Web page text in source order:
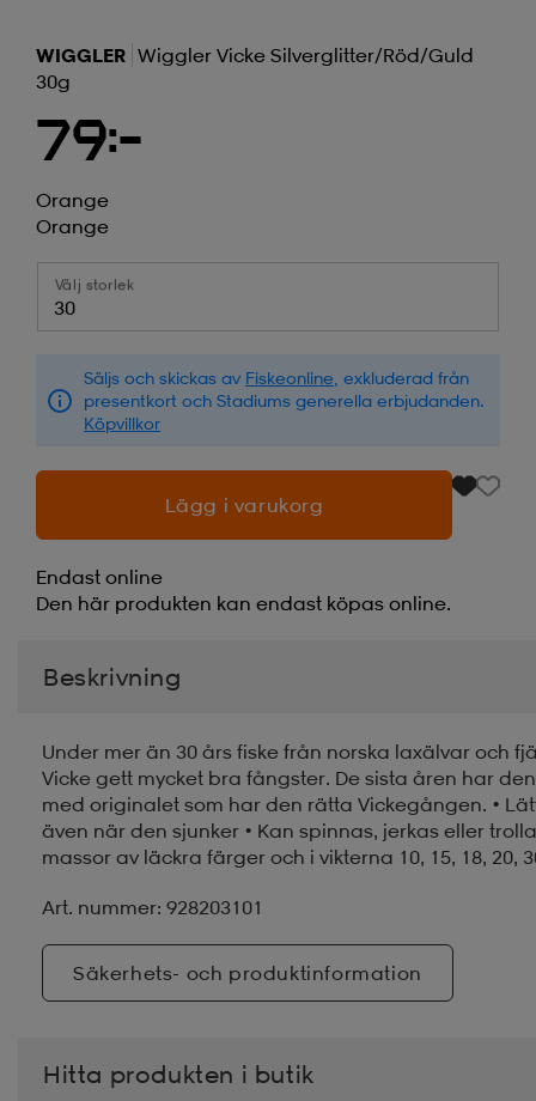
WIGGLER Wiggler Vicke Silverglitter/röd/guld
30g
79:-
Orange
Orange
Välj storlek
30
Säljs och skickas av Fiskeonline , exkluderad från
presentkort och Stadiums generella erbjudanden.
Köpvillkor
Lägg i varukorg
Endast online
Den här produkten kan endast köpas online.
Beskrivning
Under mer än 30 års fiske från norska laxälvar och
Vicke gett mycket bra fångster. De sista åren har
med originalet som har den rätta Vickegången. •
även när den sjunker • Kan spinnas, jerkas eller
massor av läckra färger och i vikterna 10, 15, 18, 20,
Art. nummer: 928203101
Säkerhets- och produktinformation
Hitta produkten i butik